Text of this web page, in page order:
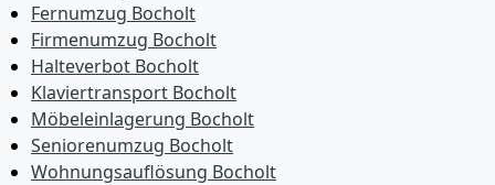
Fernumzug Bocholt
Firmenumzug Bocholt
Halteverbot Bocholt
Klaviertransport Bocholt
Möbeleinlagerung Bocholt
Seniorenumzug Bocholt
Wohnungsauflösung Bocholt